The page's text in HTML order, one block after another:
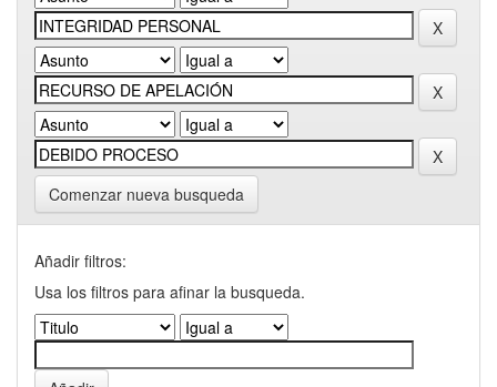
Comenzar nueva busqueda
Añadir filtros:
Usa los filtros para afinar la busqueda.